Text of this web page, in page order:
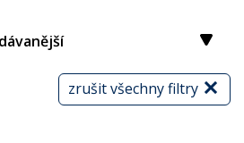
zrušit všechny filtry